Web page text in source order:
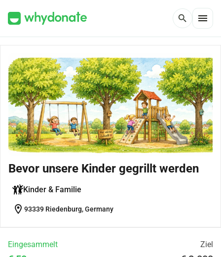
search menu
Bevor unsere Kinder gegrillt werden
Kinder & Familie
location_on 93339 Riedenburg, Germany
Eingesammelt Ziel